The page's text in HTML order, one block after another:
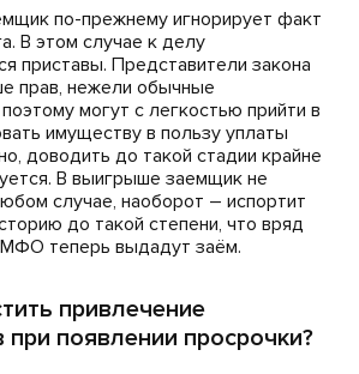
по-прежнему игнорирует факт
В этом случае к делу
приставы. Представители закона
прав, нежели обычные
могут с легкостью прийти в
имуществу в пользу уплаты
доводить до такой стадии крайне
В выигрыше заемщик не
случае, наоборот – испортит
до такой степени, что вряд
теперь выдадут заём.
привлечение
при появлении просрочки?